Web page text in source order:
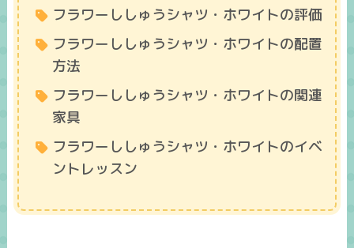
フラワーししゅうシャツ・ホワイトの評価
フラワーししゅうシャツ・ホワイトの配置
方法
フラワーししゅうシャツ・ホワイトの関連
家具
フラワーししゅうシャツ・ホワイトのイベ
ントレッスン